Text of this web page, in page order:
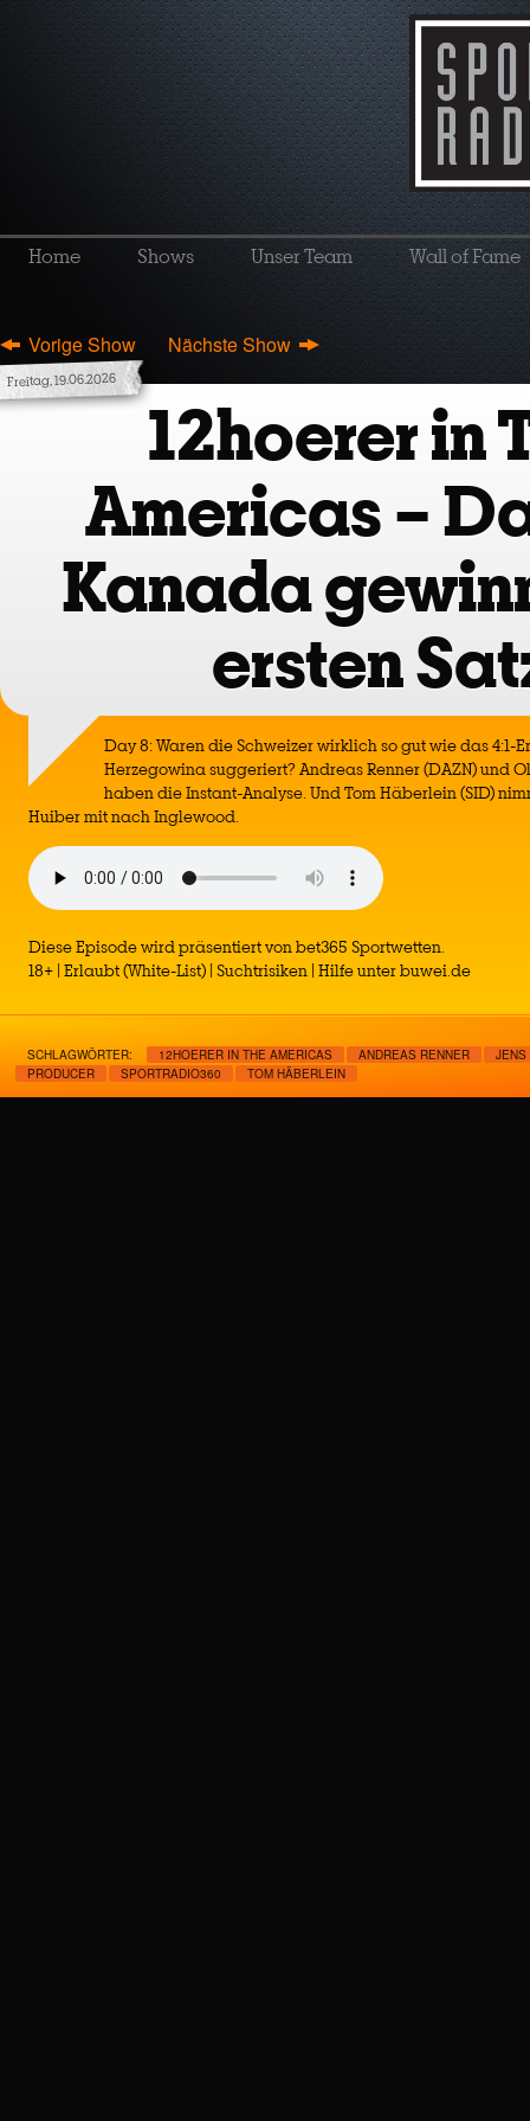
Home Shows Unser Team Wall of Fame
Vorige Show Nächste Show
Freitag, 19.06.2026
12hoerer in
Americas –
Kanada
ersten
Day 8: Waren die Schweizer wirklich so gut wie das 4:1-
Herzegowina suggeriert? Andreas Renner (DAZN) und
haben die Instant-Analyse. Und Tom Häberlein (SID)
Huiber mit nach Inglewood.
Diese Episode wird präsentiert von bet365 Sportwetten.
18+ | Erlaubt (White-List) | Suchtrisiken | Hilfe unter buwei.de
SCHLAGWÖRTER: 12HOERER IN THE AMERICAS ANDREAS RENNER
JENS
PRODUCER
SPORTRADIO360 TOM HÄBERLEIN